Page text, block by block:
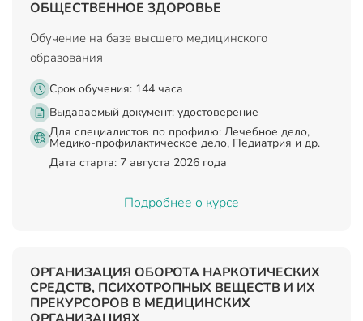
ОБЩЕСТВЕННОЕ ЗДОРОВЬЕ
Обучение на базе высшего медицинского
образования
Срок обучения: 144 часа
Выдаваемый документ: удостоверение
Для специалистов по профилю: Лечебное дело,
Медико-профилактическое дело, Педиатрия и др.
Дата старта: 7 августа 2026 года
Подробнее о курсе
ОРГАНИЗАЦИЯ ОБОРОТА НАРКОТИЧЕСКИХ
СРЕДСТВ, ПСИХОТРОПНЫХ ВЕЩЕСТВ И ИХ
ПРЕКУРСОРОВ В МЕДИЦИНСКИХ